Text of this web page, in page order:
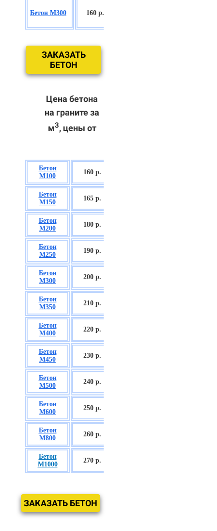
Бетон М300 160 р.
ЗАКАЗАТЬ
БЕТОН
Цена бетона
на граните за
м3, цены от
Бетон
М100
160 р.
Бетон
М150
165 р.
Бетон
М200
180 р.
Бетон
М250
190 р.
Бетон
М300
200 р.
Бетон
М350
210 р.
Бетон
М400
220 р.
Бетон
М450
230 р.
Бетон
М500
240 р.
Бетон
М600
250 р.
Бетон
М800
260 р.
Бетон
М1000
270 р.
ЗАКАЗАТЬ БЕТОН